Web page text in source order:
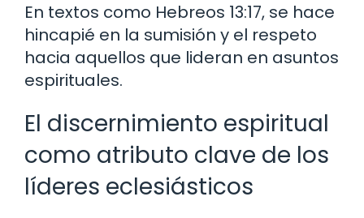
En textos como Hebreos 13:17, se hace
hincapié en la sumisión y el respeto
hacia aquellos que lideran en asuntos
espirituales.
El discernimiento espiritual
como atributo clave de los
líderes eclesiásticos